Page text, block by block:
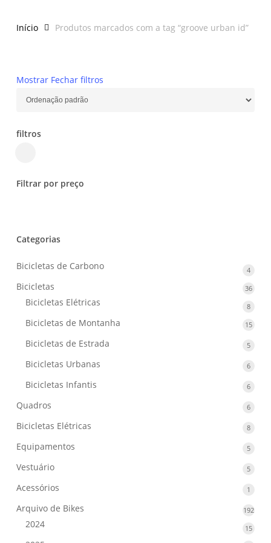
Início Produtos marcados com a tag “groove urban id”
Mostrar Fechar filtros
filtros
Filtrar por preço
Categorias
Bicicletas de Carbono 44
Bicicletas 3636
Bicicletas Elétricas 88
Bicicletas de Montanha 1515
Bicicletas de Estrada 55
Bicicletas Urbanas 66
Bicicletas Infantis 66
Quadros 66
Bicicletas Elétricas 88
Equipamentos 55
Vestuário 55
Acessórios 1
Arquivo de Bikes 192192
2024 1515